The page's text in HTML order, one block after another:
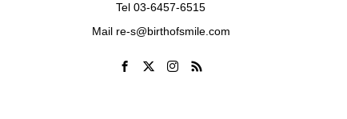
Tel 03-6457-6515
Mail re-s@birthofsmile.com